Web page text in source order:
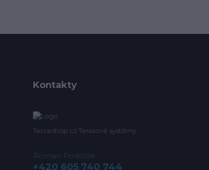
Kontakty
Terceshop.cz Terasové systémy
Roman Podolák
+420 605 740 744